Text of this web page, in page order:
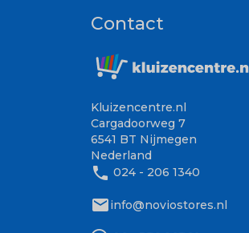
Contact
Kluizencentre.nl
Cargadoorweg 7
6541 BT Nijmegen
Nederland
phone 024 - 206 1340
mailinfo@noviostores.nl